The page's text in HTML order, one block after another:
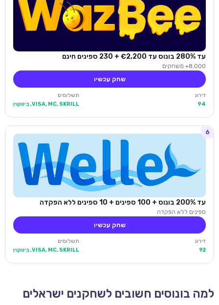
עד 280% בונוס עד €2,200 + 230 ספינים חינם
8,000+ משחקים
שחק עכשיו
דירוג
94
תשלומים
VISA, MC, SKRILL, ביטקוין
6
עד 200% בונוס + 100 ספינים + 10 ספינים ללא הפקדה
ספינים ללא הפקדה
שחק עכשיו
דירוג
92
תשלומים
VISA, MC, SKRILL, ביטקוין
למה בונוסים חשובים לשחקנים ישראלים